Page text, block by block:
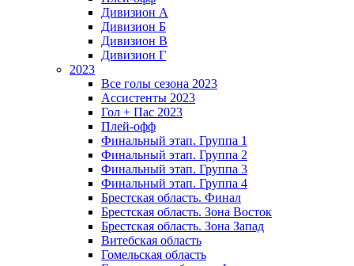
Дивизион A
Дивизион Б
Дивизион В
Дивизион Г
2023
Все голы сезона 2023
Ассистенты 2023
Гол + Пас 2023
Плей-офф
Финальный этап. Группа 1
Финальный этап. Группа 2
Финальный этап. Группа 3
Финальный этап. Группа 4
Брестская область. Финал
Брестская область. Зона Восток
Брестская область. Зона Запад
Витебская область
Гомельская область